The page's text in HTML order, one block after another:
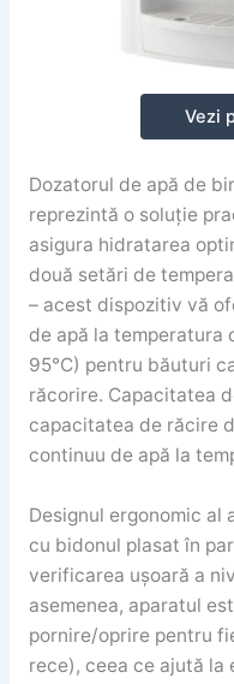
Vezi
Dozatorul de apă de
reprezintă o soluție
asigura hidratarea
două setări de
– acest dispozitiv vă
de apă la
95°C) pentru băuturi
răcorire. Capacitatea
capacitatea de răcire
continuu de apă la
Designul ergonomic al
cu bidonul plasat în
verificarea ușoară a
asemenea, aparatul
pornire/oprire pentru
rece), ceea ce ajută la